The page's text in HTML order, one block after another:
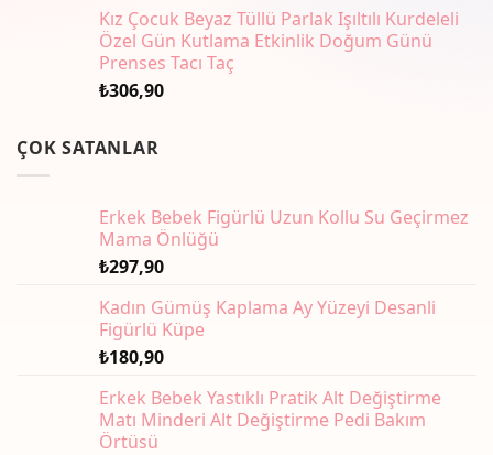
Kız Çocuk Beyaz Tüllü Parlak Işıltılı Kurdeleli
Özel Gün Kutlama Etkinlik Doğum Günü
Prenses Tacı Taç
₺306,90
ÇOK SATANLAR
Erkek Bebek Figürlü Uzun Kollu Su Geçirmez
Mama Önlüğü
₺297,90
Kadın Gümüş Kaplama Ay Yüzeyi Desanli
Figürlü Küpe
₺180,90
Erkek Bebek Yastıklı Pratik Alt Değiştirme
Matı Minderi Alt Değiştirme Pedi Bakım
Örtüsü